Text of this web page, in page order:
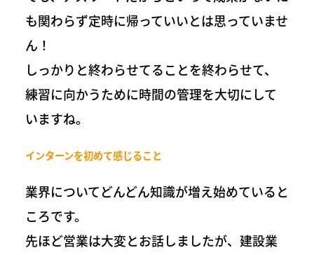
も関わらず定時に帰っていいとは思っていませ
ん！
しっかりと終わらせてることを終わらせて、
練習に向かうために時間の管理を大切にして
いますね。
インターンを初めて感じること
業界についてどんどん知識が増え始めていると
ころです。
先ほど営業は大変とお話しましたが、建設業